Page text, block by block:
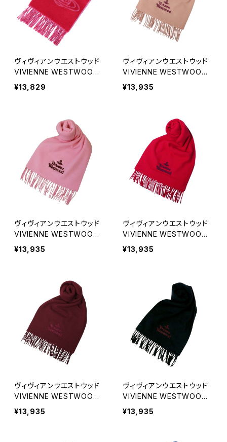
ヴィヴィアンウエストウッド
VIVIENNE WESTWOOD
マフラー 24-W00ZH-H40
1 レディース メンズ ビッグ
¥13,829
ヴィヴィアンウエストウッド
VIVIENNE WESTWOOD
マフラー 25-W00Q7-C40
1 レディース メンズ ベージ
¥13,935
ヴィヴィアンウエストウッド
VIVIENNE WESTWOOD
マフラー 25-W00Q7-G40
1 レディース メンズ ピンク
¥13,935
ヴィヴィアンウエストウッド
VIVIENNE WESTWOOD
マフラー 25-W00Q7-H40
1 レディース メンズ レッド
¥13,935
ヴィヴィアンウエストウッド
VIVIENNE WESTWOOD
マフラー 25-W00Q7-I401
レディース メンズ ボルドー
¥13,935
ヴィヴィアンウエストウッド
VIVIENNE WESTWOOD
マフラー 25-W00Q7-N40
1 レディース メンズ ブラック
¥13,935